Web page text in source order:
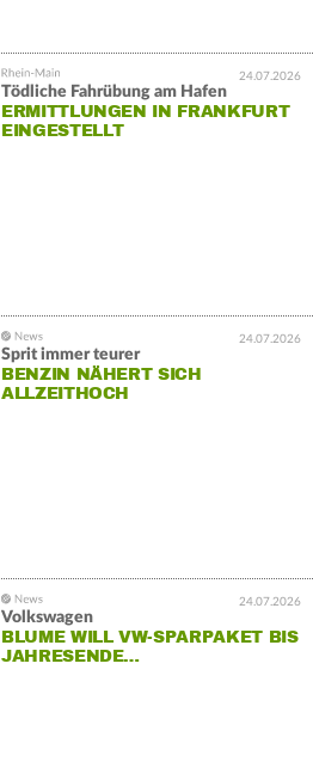
24.07.2026
Tödliche Fahrübung am Hafen
ERMITTLUNGEN IN FRANKFURT
EINGESTELLT
24.07.2026
Sprit immer teurer
BENZIN NÄHERT SICH
ALLZEITHOCH
24.07.2026
Volkswagen
BLUME WILL VW-SPARPAKET BIS
JAHRESENDE…